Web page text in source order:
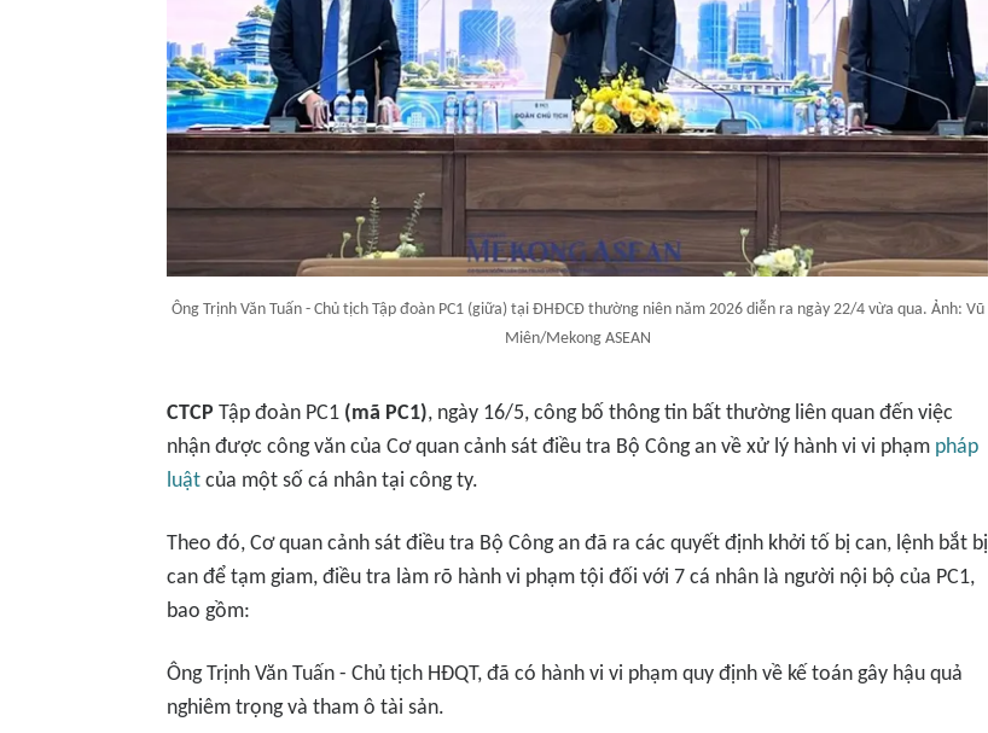
Ông Trịnh Văn Tuấn - Chủ tịch Tập đoàn PC1 (giữa) tại ĐHĐCĐ thường niên năm 2026 diễn ra ngày 22/4 vừa qua. Ảnh: Vũ
Miên/Mekong ASEAN
CTCP Tập đoàn PC1 (mã PC1), ngày 16/5, công bố thông tin bất thường liên quan đến việc
nhận được công văn của Cơ quan cảnh sát điều tra Bộ Công an về xử lý hành vi vi phạm pháp
luật của một số cá nhân tại công ty.
Theo đó, Cơ quan cảnh sát điều tra Bộ Công an đã ra các quyết định khởi tố bị can, lệnh bắt bị
can để tạm giam, điều tra làm rõ hành vi phạm tội đối với 7 cá nhân là người nội bộ của PC1,
bao gồm:
Ông Trịnh Văn Tuấn - Chủ tịch HĐQT, đã có hành vi vi phạm quy định về kế toán gây hậu quả
nghiêm trọng và tham ô tài sản.